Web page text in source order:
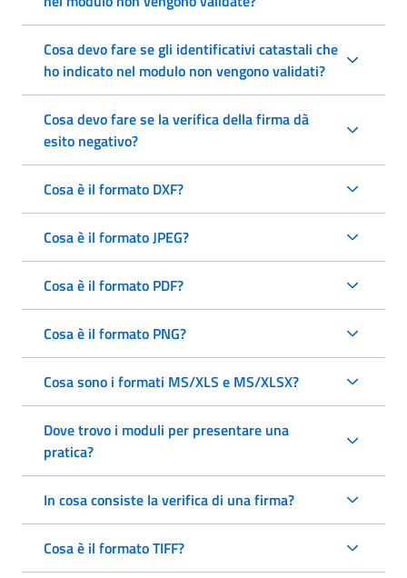
Cosa devo fare se gli identificativi catastali che
ho indicato nel modulo non vengono validati?
Cosa devo fare se la verifica della firma dà
esito negativo?
Cosa è il formato DXF?
Cosa è il formato JPEG?
Cosa è il formato PDF?
Cosa è il formato PNG?
Cosa sono i formati MS/XLS e MS/XLSX?
Dove trovo i moduli per presentare una
pratica?
In cosa consiste la verifica di una firma?
Cosa è il formato TIFF?